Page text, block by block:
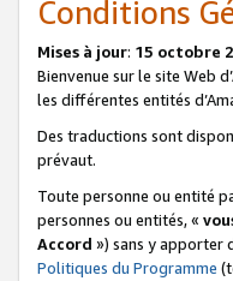
Conditions
Mises à jour: 15 octobre
Bienvenue sur le site Web
les différentes entités
Des traductions sont
prévaut.
Toute personne ou entité
personnes ou entités, «
Accord ») sans y apporter
Politiques du Programme